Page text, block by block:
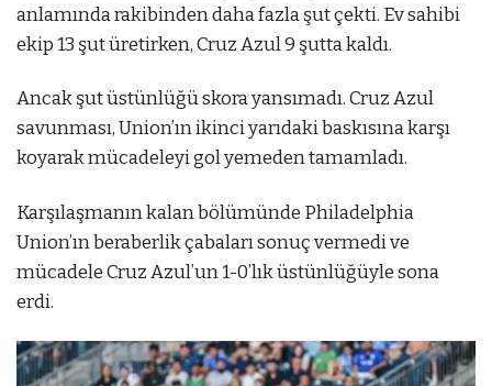
anlamında rakibinden daha fazla şut çekti. Ev sahibi
ekip 13 şut üretirken, Cruz Azul 9 şutta kaldı.
Ancak şut üstünlüğü skora yansımadı. Cruz Azul
savunması, Union’ın ikinci yarıdaki baskısına karşı
koyarak mücadeleyi gol yemeden tamamladı.
Karşılaşmanın kalan bölümünde Philadelphia
Union’ın beraberlik çabaları sonuç vermedi ve
mücadele Cruz Azul’un 1-0’lık üstünlüğüyle sona
erdi.